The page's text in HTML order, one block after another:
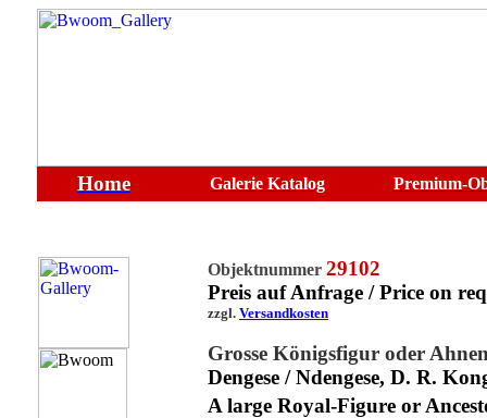
Home Galerie Katalog Premium-
Objektnummer 29102
Preis auf Anfrage / Price on
zzgl. Versandkosten
Grosse Königsfigur oder
Dengese / Ndengese, D. R.
A large Royal-Figure or